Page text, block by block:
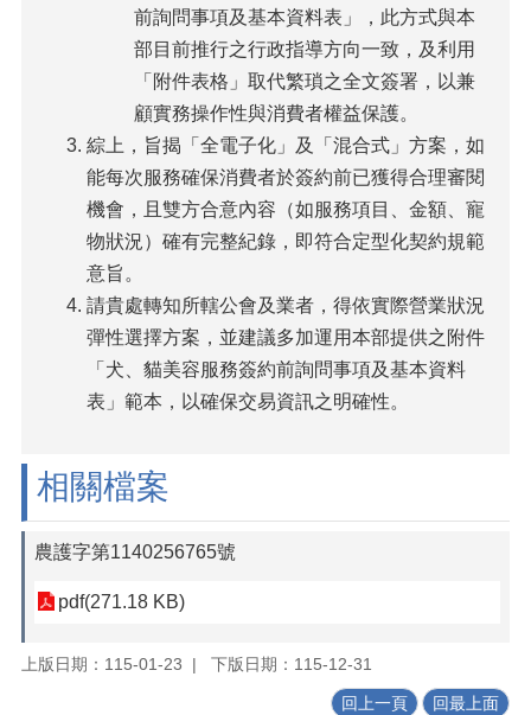
前詢問事項及基本資料表」，此方式與本
部目前推行之行政指導方向一致，及利用
「附件表格」取代繁瑣之全文簽署，以兼
顧實務操作性與消費者權益保護。
綜上，旨揭「全電子化」及「混合式」方案，如
能每次服務確保消費者於簽約前已獲得合理審閱
機會，且雙方合意內容（如服務項目、金額、寵
物狀況）確有完整紀錄，即符合定型化契約規範
意旨。
請貴處轉知所轄公會及業者，得依實際營業狀況
彈性選擇方案，並建議多加運用本部提供之附件
「犬、貓美容服務簽約前詢問事項及基本資料
表」範本，以確保交易資訊之明確性。
相關檔案
農護字第1140256765號
pdf(271.18 KB)
上版日期：115-01-23 下版日期：115-12-31
回上一頁 回最上面